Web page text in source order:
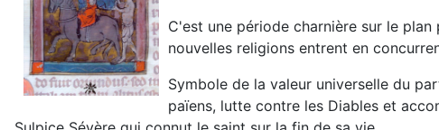
C'est une période charnière sur le
nouvelles religions entrent en
Symbole de la valeur universelle du
païens, lutte contre les Diables et